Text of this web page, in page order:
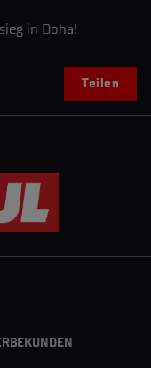
in Doha!
Teilen